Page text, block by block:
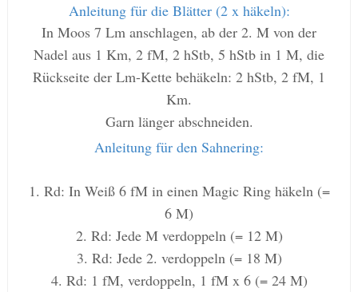
Anleitung für die Blätter (2 x häkeln):
In Moos 7 Lm anschlagen, ab der 2. M von der
Nadel aus 1 Km, 2 fM, 2 hStb, 5 hStb in 1 M, die
Rückseite der Lm-Kette behäkeln: 2 hStb, 2 fM, 1
Km.
Garn länger abschneiden.
Anleitung für den Sahnering:
1. Rd: In Weiß 6 fM in einen Magic Ring häkeln (=
6 M)
2. Rd: Jede M verdoppeln (= 12 M)
3. Rd: Jede 2. verdoppeln (= 18 M)
4. Rd: 1 fM, verdoppeln, 1 fM x 6 (= 24 M)